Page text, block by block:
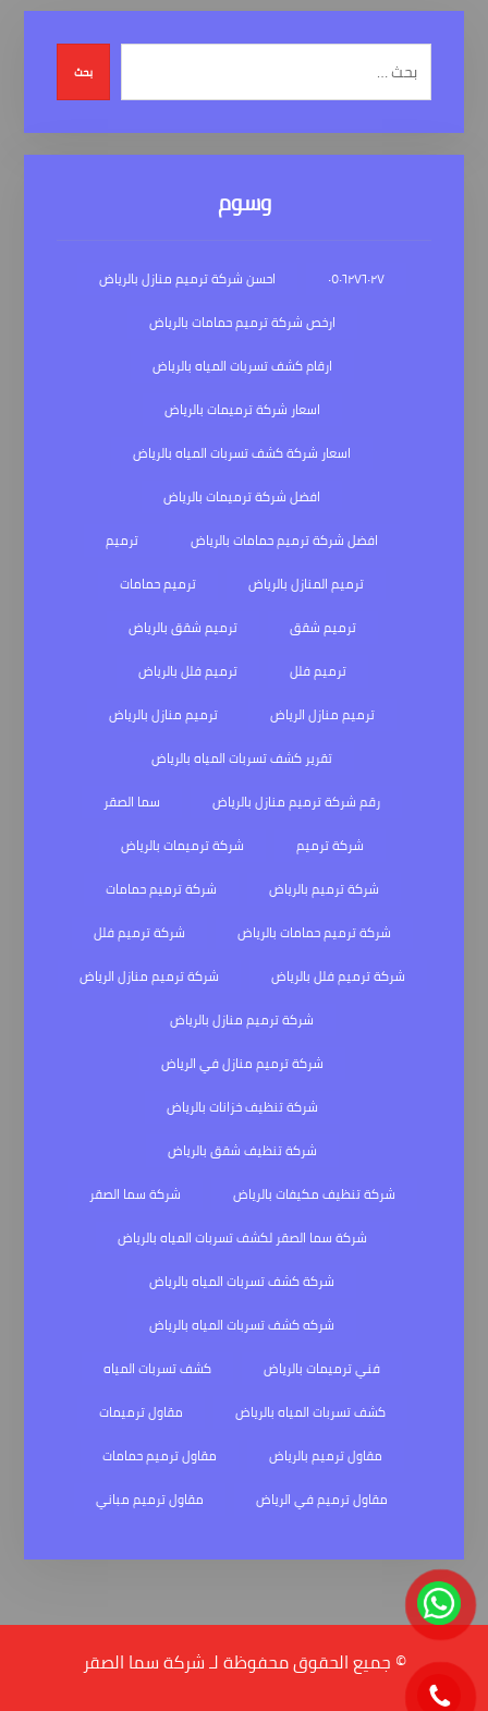
بحث
وسوم
٠٥٠٦٢٧٦٠٢٧
احسن شركة ترميم منازل بالرياض
ارخص شركة ترميم حمامات بالرياض
ارقام كشف تسربات المياه بالرياض
اسعار شركة ترميمات بالرياض
اسعار شركة كشف تسربات المياه بالرياض
افضل شركة ترميمات بالرياض
افضل شركة ترميم حمامات بالرياض
ترميم
ترميم المنازل بالرياض
ترميم حمامات
ترميم شقق
ترميم شقق بالرياض
ترميم فلل
ترميم فلل بالرياض
ترميم منازل الرياض
ترميم منازل بالرياض
تقرير كشف تسربات المياه بالرياض
رقم شركة ترميم منازل بالرياض
سما الصقر
شركة ترميم
شركة ترميمات بالرياض
شركة ترميم بالرياض
شركة ترميم حمامات
شركة ترميم حمامات بالرياض
شركة ترميم فلل
شركة ترميم فلل بالرياض
شركة ترميم منازل الرياض
شركة ترميم منازل بالرياض
شركة ترميم منازل في الرياض
شركة تنظيف خزانات بالرياض
شركة تنظيف شقق بالرياض
شركة تنظيف مكيفات بالرياض
شركة سما الصقر
شركة سما الصقر لكشف تسربات المياه بالرياض
شركة كشف تسربات المياه بالرياض
شركه كشف تسربات المياه بالرياض
فني ترميمات بالرياض
كشف تسربات المياه
كشف تسربات المياه بالرياض
مقاول ترميمات
مقاول ترميم بالرياض
مقاول ترميم حمامات
مقاول ترميم في الرياض
مقاول ترميم مباني
© جميع الحقوق محفوظة لـ شركة سما الصقر